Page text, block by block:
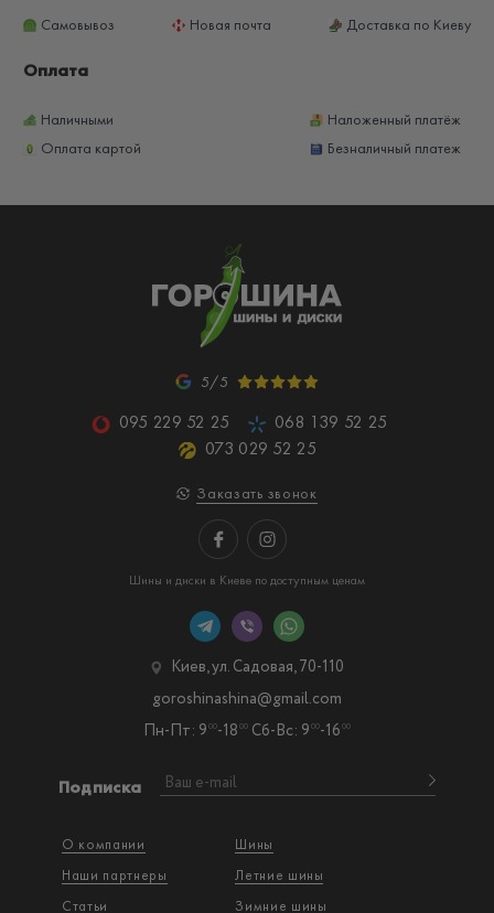
Самовывоз Новая почта Доставка по Киеву
Оплата
Наличными
Наложенный платёж
Оплата картой
Безналичный платеж
5/5
095 229 52 25
068 139 52 25
073 029 52 25
Заказать звонок
Шины и диски в Киеве по доступным ценам
О компании
Наши партнеры
Статьи
Шины
Летние шины
Зимние шины
Подписка
Киев, ул. Садовая, 70-110
Пн-Пт: 9 00-18 00 Сб-Вс: 9 00-16 00
goroshinashina@gmail.com